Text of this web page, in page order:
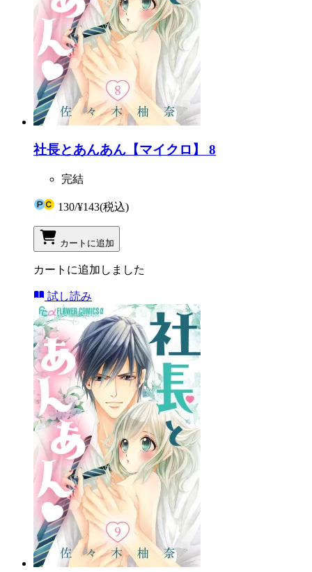
社長とあんあん【マイクロ】 8
完結
130/¥143(税込)
カートに追加
カートに追加しました
試し読み